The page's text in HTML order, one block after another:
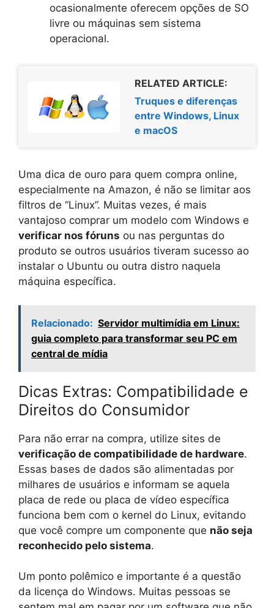
ocasionalmente oferecem opções de SO
livre ou máquinas sem sistema
operacional.
RELATED ARTICLE:
Truques e diferenças
entre Windows, Linux
e macOS
Uma dica de ouro para quem compra online,
especialmente na Amazon, é não se limitar aos
filtros de “Linux”. Muitas vezes, é mais
vantajoso comprar um modelo com Windows e
verificar nos fóruns ou nas perguntas do
produto se outros usuários tiveram sucesso ao
instalar o Ubuntu ou outra distro naquela
máquina específica.
Relacionado: Servidor multimídia em Linux:
guia completo para transformar seu PC em
central de mídia
Dicas Extras: Compatibilidade e
Direitos do Consumidor
Para não errar na compra, utilize sites de
verificação de compatibilidade de hardware.
Essas bases de dados são alimentadas por
milhares de usuários e informam se aquela
placa de rede ou placa de vídeo específica
funciona bem com o kernel do Linux, evitando
que você compre um componente que não seja
reconhecido pelo sistema.
Um ponto polêmico e importante é a questão
da licença do Windows. Muitas pessoas se